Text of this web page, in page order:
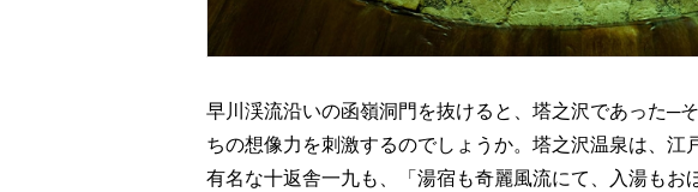
早川渓流沿いの函嶺洞門を抜けると、塔之沢であった─
ちの想像力を刺激するのでしょうか。塔之沢温泉は、
有名な十返舎一九も、「湯宿も奇麗風流にて、入湯も